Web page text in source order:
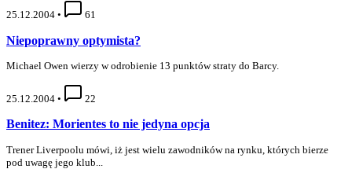
25.12.2004 • 61
Niepoprawny optymista?
Michael Owen wierzy w odrobienie 13 punktów straty do Barcy.
25.12.2004 • 22
Benitez: Morientes to nie jedyna opcja
Trener Liverpoolu mówi, iż jest wielu zawodników na rynku, których bierze
pod uwagę jego klub...